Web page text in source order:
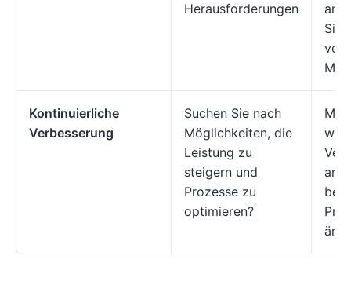
Herausforderungen
Sie
Kontinuierliche
Verbesserung
Suchen Sie nach
Möglichkeiten, die
Leistung zu
steigern und
Prozesse zu
optimieren?